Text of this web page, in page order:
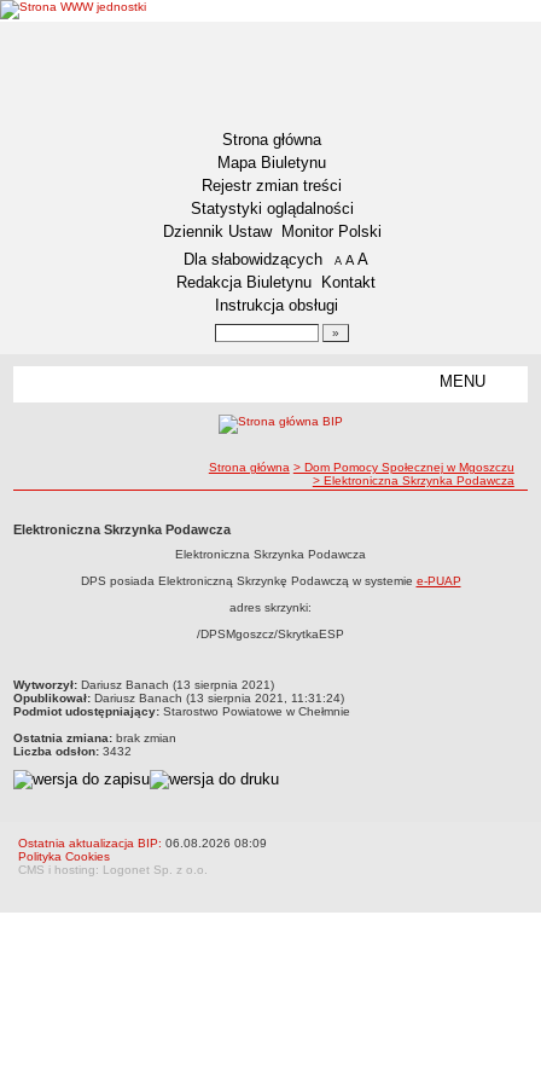
Strona główna
Mapa Biuletynu
Rejestr zmian treści
Statystyki oglądalności
Dziennik Ustaw
Monitor Polski
Menu dodatkowe
Dla słabowidzących A pomniejsz czcionkę
A standardowy rozmiar czcionki
A
Redakcja Biuletynu
Kontakt
Instrukcja obsługi
MENU
Koordynator ds. dostępności
Plan działania na rzecz poprawy zapewnienia dostępności
POLITYKA PRYWATNOŚCI
Dane podstawowe i lokalizacja
Gminy
Wydziały
Samodzielne stanowiska pracy
Praca w urzędzie
Praca w urzędzie - archiwum
ścieżka nawigacji
Strona główna > Dom Pomocy Społecznej w Mgoszczu
> Elektroniczna Skrzynka Podawcza
Elektroniczna Skrzynka Podawcza
Elektroniczna Skrzynka Podawcza
DPS posiada Elektroniczną Skrzynkę Podawczą w systemie e-PUAP
adres skrzynki:
/DPSMgoszcz/SkrytkaESP
metryczka
Wytworzył: Dariusz Banach (13 sierpnia 2021)
Opublikował: Dariusz Banach (13 sierpnia 2021, 11:31:24)
Podmiot udostępniający: Starostwo Powiatowe w Chełmnie
Ostatnia zmiana: brak zmian
Liczba odsłon: 3432
Ostatnia aktualizacja BIP: 06.08.2026 08:09
Polityka Cookies
CMS i hosting: Logonet Sp. z o.o.